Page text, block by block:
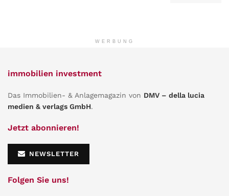
WERBUNG
immobilien investment
Das Immobilien- & Anlagemagazin von DMV – della lucia
medien & verlags GmbH.
Jetzt abonnieren!
NEWSLETTER
Folgen Sie uns!